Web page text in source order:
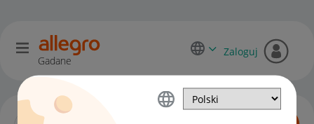
Gadane
Zaloguj